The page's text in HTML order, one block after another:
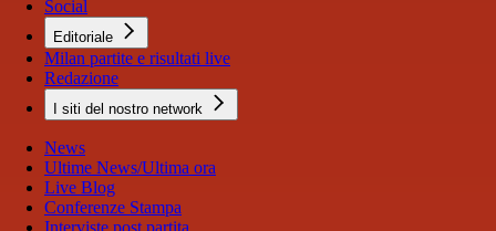
Social
Editoriale
Milan partite e risultati live
Redazione
I siti del nostro network
News
Ultime News/Ultima ora
Live Blog
Conferenze Stampa